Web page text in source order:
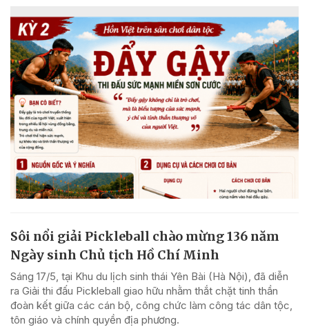
Sôi nổi giải Pickleball chào mừng 136 năm
Ngày sinh Chủ tịch Hồ Chí Minh
Sáng 17/5, tại Khu du lịch sinh thái Yên Bài (Hà Nội), đã diễn
ra Giải thi đấu Pickleball giao hữu nhằm thắt chặt tinh thần
đoàn kết giữa các cán bộ, công chức làm công tác dân tộc,
tôn giáo và chính quyền địa phương.